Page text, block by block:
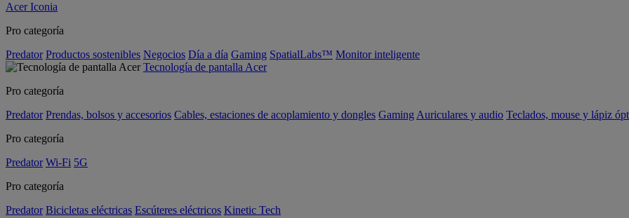
Acer Iconia
Pro categoría
Predator Productos sostenibles Negocios Día a día Gaming SpatialLabs™ Monitor inteligente
Tecnología de pantalla Acer
Pro categoría
Predator Prendas, bolsos y accesorios Cables, estaciones de acoplamiento y dongles Gaming Auriculares y audio Teclados, mouse y lápiz
Pro categoría
Predator Wi-Fi 5G
Pro categoría
Predator Bicicletas eléctricas Escúteres eléctricos Kinetic Tech